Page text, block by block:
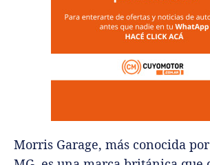
Morris Garage, más conocida